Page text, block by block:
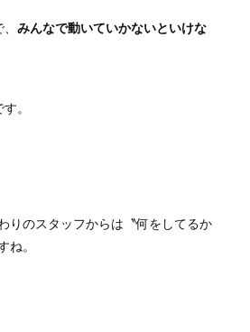
みんなで動いていかないといけな
。
りのスタッフからは〝何をしてるか
。